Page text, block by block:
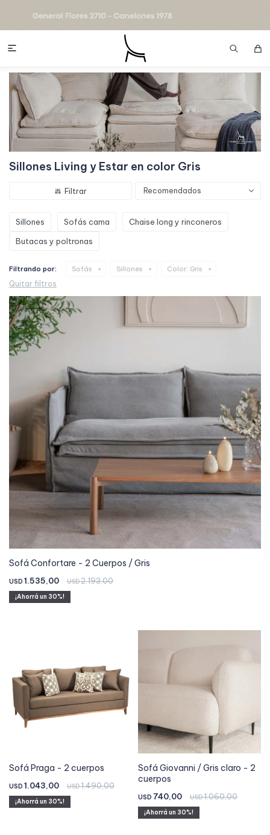

Sillones Living y Estar en color Gris
Recomendados
Sillones Sofás cama
Chaise long y rinconeros
Butacas y poltronas
Filtrando por: Sofás Sillones Color: Gris
Quitar filtros
Sofá Confortare - 2 Cuerpos / Gris
USD 1.535,00 USD2.193,00
30
Sofá Praga - 2 cuerpos
USD 1.043,00 USD1.490,00
30
Sofá Giovanni / Gris claro - 2
cuerpos
USD 740,00 USD1.060,00
30